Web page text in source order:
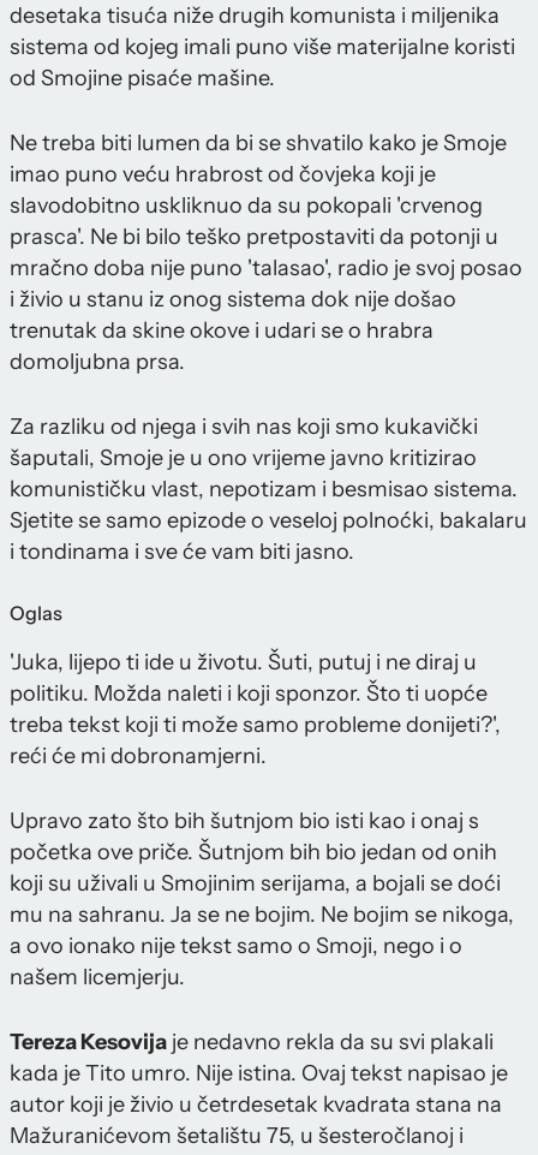
desetaka tisuća niže drugih komunista i miljenika
sistema od kojeg imali puno više materijalne koristi
od Smojine pisaće mašine.
Ne treba biti lumen da bi se shvatilo kako je Smoje
imao puno veću hrabrost od čovjeka koji je
slavodobitno uskliknuo da su pokopali 'crvenog
prasca'. Ne bi bilo teško pretpostaviti da potonji u
mračno doba nije puno 'talasao', radio je svoj posao
i živio u stanu iz onog sistema dok nije došao
trenutak da skine okove i udari se o hrabra
domoljubna prsa.
Za razliku od njega i svih nas koji smo kukavički
šaputali, Smoje je u ono vrijeme javno kritizirao
komunističku vlast, nepotizam i besmisao sistema.
Sjetite se samo epizode o veseloj polnoćki, bakalaru
i tondinama i sve će vam biti jasno.
Oglas
'Juka, lijepo ti ide u životu. Šuti, putuj i ne diraj u
politiku. Možda naleti i koji sponzor. Što ti uopće
treba tekst koji ti može samo probleme donijeti?',
reći će mi dobronamjerni.
Upravo zato što bih šutnjom bio isti kao i onaj s
početka ove priče. Šutnjom bih bio jedan od onih
koji su uživali u Smojinim serijama, a bojali se doći
mu na sahranu. Ja se ne bojim. Ne bojim se nikoga,
a ovo ionako nije tekst samo o Smoji, nego i o
našem licemjerju.
Tereza Kesovija je nedavno rekla da su svi plakali
kada je Tito umro. Nije istina. Ovaj tekst napisao je
autor koji je živio u četrdesetak kvadrata stana na
Mažuranićevom šetalištu 75, u šesteročlanoj i